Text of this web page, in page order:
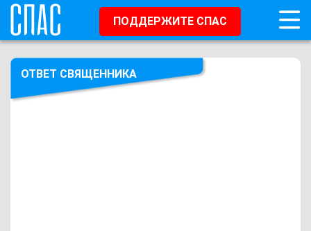
ПОДДЕРЖИТЕ СПАС
ОТВЕТ СВЯЩЕННИКА